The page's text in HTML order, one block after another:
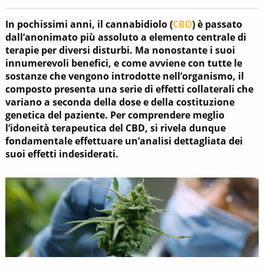
In pochissimi anni, il cannabidiolo (CBD) è passato
dall’anonimato più assoluto a elemento centrale di
terapie per diversi disturbi. Ma nonostante i suoi
innumerevoli benefici, e come avviene con tutte le
sostanze che vengono introdotte nell’organismo, il
composto presenta una serie di effetti collaterali che
variano a seconda della dose e della costituzione
genetica del paziente. Per comprendere meglio
l’idoneità terapeutica del CBD, si rivela dunque
fondamentale effettuare un’analisi dettagliata dei
suoi effetti indesiderati.